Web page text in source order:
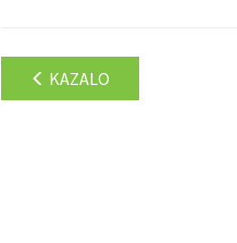
KAZALO